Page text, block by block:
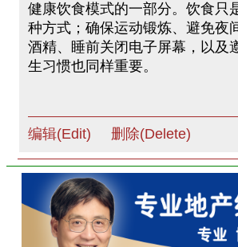
健康饮食模式的一部分。饮食只
种方式；确保运动锻炼、避免夜
酒精、睡前关闭电子屏幕，以及
生习惯也同样重要。
编辑(Edit) 删除(Delete)